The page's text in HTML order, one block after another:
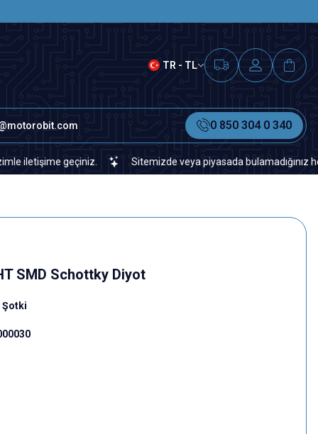
TR - TL
0 850 304 0 340
geçiniz. Sitemizde veya piyasada bulamadığınız her
SMD Schottky Diyot
Şotki